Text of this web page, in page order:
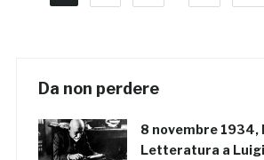
Da non perdere
8 novembre 1934,
Letteratura a